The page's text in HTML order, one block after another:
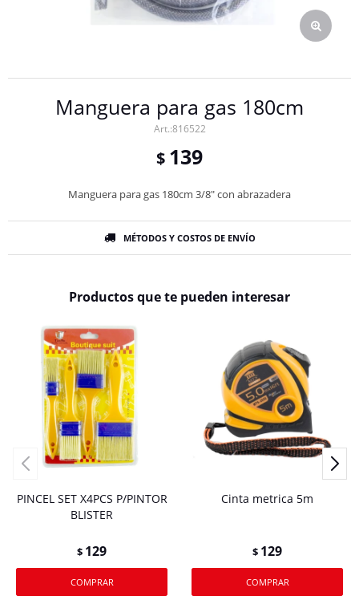
Manguera para gas 180cm
816522
$ 139
Manguera para gas 180cm 3/8" con abrazadera
MÉTODOS Y COSTOS DE ENVÍO
Productos que te pueden interesar
PINCEL SET X4PCS P/PINTOR
BLISTER
$ 129
Cinta metrica 5m
$ 129